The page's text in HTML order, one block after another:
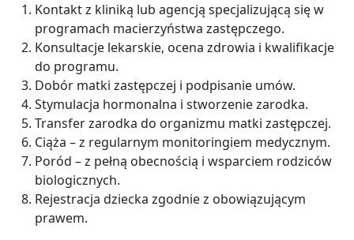
Kontakt z kliniką lub agencją specjalizującą się w
programach macierzyństwa zastępczego.
Konsultacje lekarskie, ocena zdrowia i kwalifikacje
do programu.
Dobór matki zastępczej i podpisanie umów.
Stymulacja hormonalna i stworzenie zarodka.
Transfer zarodka do organizmu matki zastępczej.
Ciąża – z regularnym monitoringiem medycznym.
Poród – z pełną obecnością i wsparciem rodziców
biologicznych.
Rejestracja dziecka zgodnie z obowiązującym
prawem.